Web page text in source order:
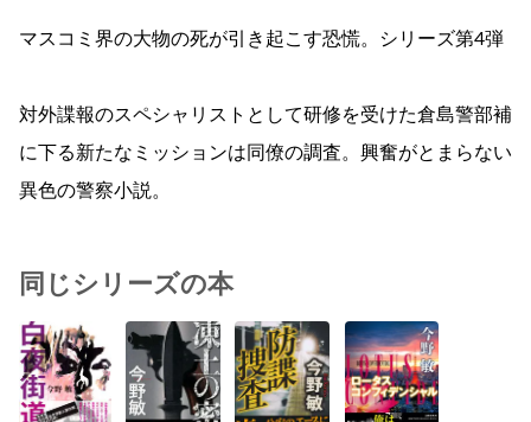
マスコミ界の大物の死が引き起こす恐慌。シリーズ第4弾
対外諜報のスペシャリストとして研修を受けた倉島警部補
に下る新たなミッションは同僚の調査。興奮がとまらない
異色の警察小説。
同じシリーズの本